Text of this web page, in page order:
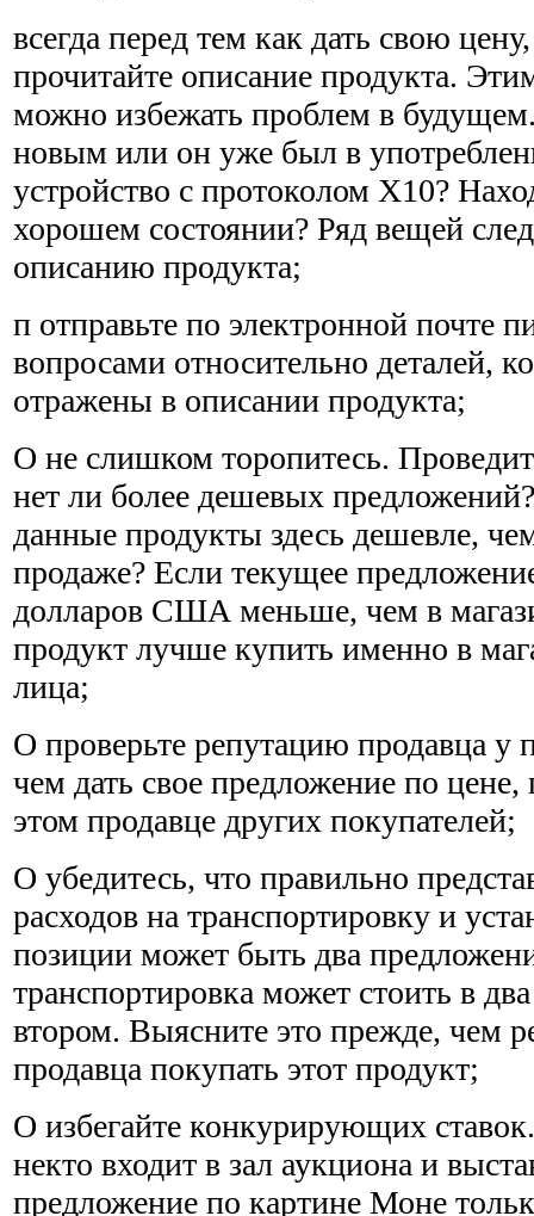
всегда перед тем как дать свою
прочитайте описание про­дукта.
можно избежать проблем в
новым или он уже был в
устройство с протоколом Х10?
хорошем состоянии? Ряд вещей
описанию продукта;
п отправьте по электронной почте
вопросами относитель­но деталей,
отражены в описании продукта;
О не слишком торопитесь.
нет ли более дешевых
данные продукты здесь дешевле,
продаже? Если текущее
долларов США меньше, чем в
продукт лучше купить именно в
лица;
О проверьте репутацию продавца у
чем дать свое предло­жение по
этом продавце других покупателей;
О убедитесь, что правильно
расходов на транспортиров­ку и
позиции может быть два
транспортировка может стоить в
втором. Выяс­ните это прежде, чем
продавца покупать этот продукт;
О избегайте конкурирующих
некто входит в зал аук­циона и
предложение по картине Моне